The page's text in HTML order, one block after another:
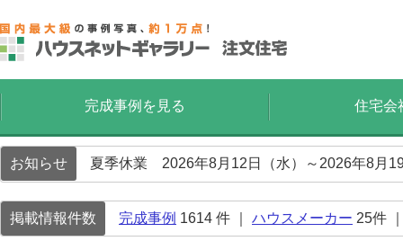
完成事例を見る 住宅会
お知らせ 夏季休業 2026年8月12日（水）～2026年8月
掲載情報件数 完成事例 1614 件 ｜ ハウスメーカー 25件